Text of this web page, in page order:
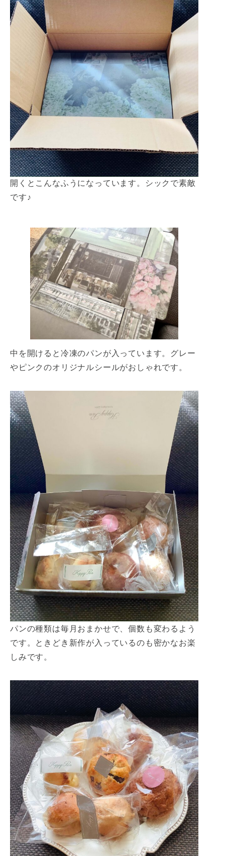
開くとこんなふうになっています。シックで素敵
です♪
中を開けると冷凍のパンが入っています。グレー
やピンクのオリジナルシールがおしゃれです。
パンの種類は毎月おまかせで、個数も変わるよう
です。ときどき新作が入っているのも密かなお楽
しみです。